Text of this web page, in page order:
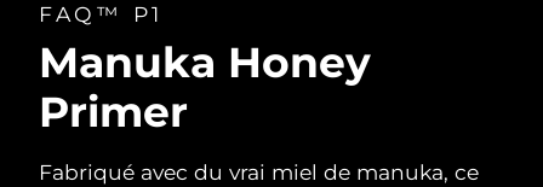
FAQ™ P1
Manuka Honey
Primer
Fabriqué avec du vrai miel de manuka, ce